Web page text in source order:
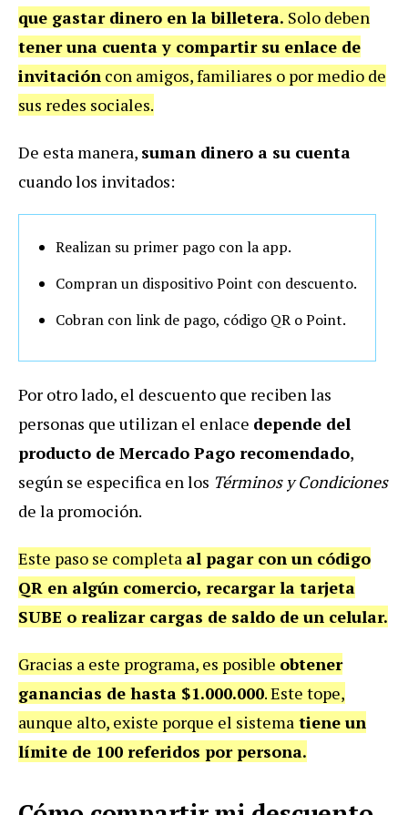
que gastar dinero en la billetera. Solo deben
tener una cuenta y compartir su enlace de
invitación con amigos, familiares o por medio de
sus redes sociales.
De esta manera, suman dinero a su cuenta
cuando los invitados:
Realizan su primer pago con la app.
Compran un dispositivo Point con descuento.
Cobran con link de pago, código QR o Point.
Por otro lado, el descuento que reciben las
personas que utilizan el enlace depende del
producto de Mercado Pago recomendado,
según se especifica en los Términos y Condiciones
de la promoción.
Este paso se completa al pagar con un código
QR en algún comercio, recargar la tarjeta
SUBE o realizar cargas de saldo de un celular.
Gracias a este programa, es posible obtener
ganancias de hasta $1.000.000. Este tope,
aunque alto, existe porque el sistema tiene un
límite de 100 referidos por persona.